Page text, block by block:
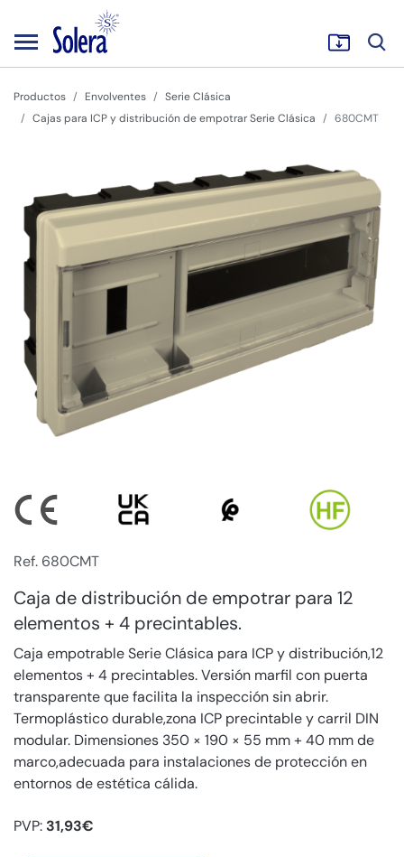
Productos Envolventes
Serie Clásica
Cajas para ICP y distribución de empotrar Serie Clásica
680CMT
Ref. 680CMT
Caja de distribución de empotrar para 12
elementos + 4 precintables.
Caja empotrable Serie Clásica para ICP y distribución,12
elementos + 4 precintables. Versión marfil con puerta
transparente que facilita la inspección sin abrir.
Termoplástico durable,zona ICP precintable y carril DIN
modular. Dimensiones 350 × 190 × 55 mm + 40 mm de
marco,adecuada para instalaciones de protección en
entornos de estética cálida.
PVP: 31,93€